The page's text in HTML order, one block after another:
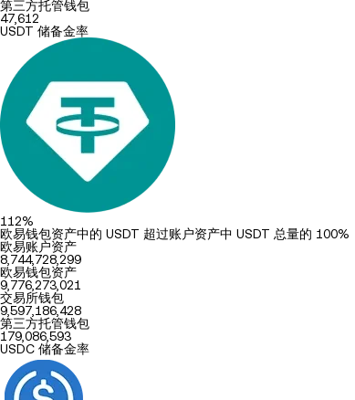
第三方托管钱包
47,612
USDT 储备金率
112%
欧易钱包资产中的 USDT 超过账户资产中 USDT 总量的 100%
欧易账户资产
8,744,728,299
欧易钱包资产
9,776,273,021
交易所钱包
9,597,186,428
第三方托管钱包
179,086,593
USDC 储备金率